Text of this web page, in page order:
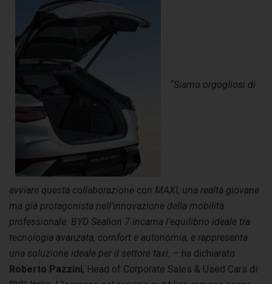
“Siamo orgogliosi di
avviare questa collaborazione con MAXI, una realtà giovane
ma già protagonista nell’innovazione della mobilità
professionale. BYD Sealion 7 incarna l’equilibrio ideale tra
tecnologia avanzata, comfort e autonomia, e rappresenta
una soluzione ideale per il settore taxi. – ha dichiarato
Roberto Pazzini, Head of Corporate Sales & Used Cars di